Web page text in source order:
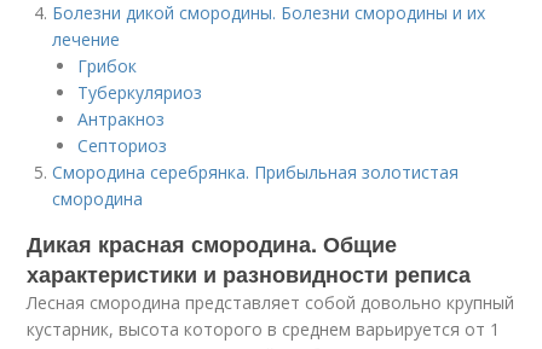
Болезни дикой смородины. Болезни смородины и их
лечение
Грибок
Туберкуляриоз
Антракноз
Септориоз
Смородина серебрянка. Прибыльная золотистая
смородина
Дикая красная смородина. Общие
характеристики и разновидности реписа
Лесная смородина представляет собой довольно крупный
кустарник, высота которого в среднем варьируется от 1